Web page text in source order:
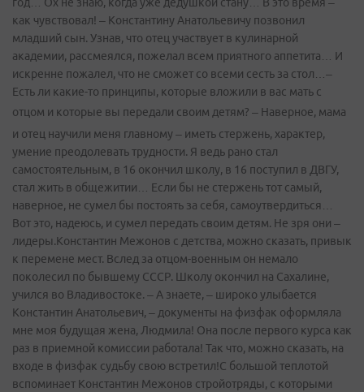
как чувствовал! – Константину Анатольевичу позвонил
младший сын. Узнав, что отец участвует в кулинарной
академии, рассмеялся, пожелал всем приятного аппетита… И
искренне пожалел, что не сможет со всеми сесть за стол…–
Есть ли какие-то принципы, которые вложили в вас мать с
отцом и которые вы передали своим детям? – Наверное, мама
и отец научили меня главному – иметь стержень, характер,
умение преодолевать трудности. Я ведь рано стал
самостоятельным, в 16 окончил школу, в 16 поступил в ДВГУ,
стал жить в общежитии… Если бы не стержень тот самый,
наверное, не сумел бы постоять за себя, самоутвердиться…
Вот это, надеюсь, и сумел передать своим детям. Не зря они –
лидеры.Константин Межонов с детства, можно сказать, привык
к перемене мест. Вслед за отцом-военным он немало
поколесил по бывшему СССР. Школу окончил на Сахалине,
учился во Владивостоке. – А знаете, – широко улыбается
Константин Анатольевич, – документы на физфак оформляла
мне моя будущая жена, Людмила! Она после первого курса как
раз в приемной комиссии работала! Так что, можно сказать, на
входе в физфак судьбу свою встретил!С большой теплотой
вспоминает Константин Межонов стройотряды, с которыми